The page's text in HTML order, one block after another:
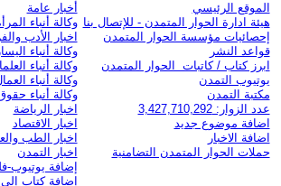
الموقع الرئيسي
هيئة ادارة الحوار المتمدن - للإتصال بنا
إحصائيات مؤسسة الحوار المتمدن
قواعد النشر
ابرز كتاب / كاتبات الحوار المتمدن
يوتيوب التمدن
مكتبة التمدن
عدد الزوار: 3,427,710,292
اضافة موضوع جديد
اضافة الاخبار
حملات الحوار المتمدن التضامنية
أخبار عامة
وكالة أنباء
اخبار الأدب
وكالة أنباء اليسار
وكالة أنباء
وكالة أنباء
وكالة أنباء
اخبار الرياضة
اخبار الاقتصاد
اخبار الطب
اخبار التمدن
إضافة يوتيوب-
إضافة كتاب